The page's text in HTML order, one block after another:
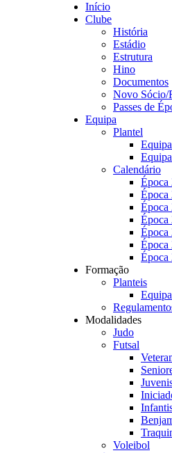
Início
Clube
História
Estádio
Estrutura
Hino
Documentos
Novo Sócio/
Passes de
Equipa
Plantel
Calendário
Época
Época
Época
Época
Época
Época
Época
Formação
Planteis
Modalidades
Judo
Futsal
Voleibol